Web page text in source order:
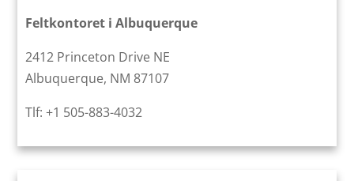
Feltkontoret i Albuquerque
2412 Princeton Drive NE
Albuquerque, NM 87107
Tlf: +1 505-883-4032